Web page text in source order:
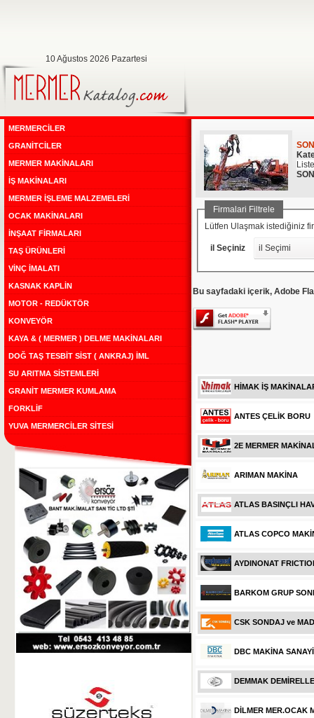
10 Ağustos 2026 Pazartesi
MERMERCİLER
GRANİTCİLER
MERMER MAKİNALARI
İŞ MAKİNALARI
MERMER İŞLEME MALZEMELERİ
OCAK MAKİNALARI
İNŞAAT FİRMALARI
TAŞ ÜRÜNLERİ
VİNÇ İMALATI
KASNAK KAPLİN
MOTOR - REDÜKTÖR
KONVEYÖR
KAYA & ( MERMER ) DELME MAKİNALARI
DOĞ TAŞ TESBİT SİST ( ANKRAJ) İML
SU ARITMA SİSTEMLERİ
GRANİT MERMER KUMLAMA
FORKLİF
YUVA MERMERCİLER SİTESİ
Lütfen Ulaşmak istediğiniz
il Seçiniz il Seçimi
Bu sayfadaki içerik, Adobe
HİMAK İŞ
ANTES ÇELİK BORU
2E MERMER
ARIMAN MAKİNA
ATLAS BASINÇLI
ATLAS COPCO
AYDINONAT
BARKOM GRUP
CSK SONDAJ ve
DBC MAKİNA
DEMMAK
DİLMER MER.OCAK